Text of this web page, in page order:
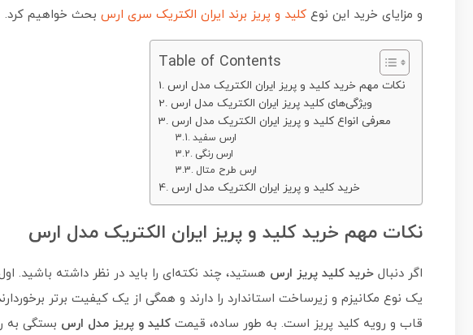
و مزایای خرید این نوع کلید و پریز برند ایران الکتریک سری ارس بحث خواهیم کرد.
Table of Contents
نکات مهم خرید کلید و پریز ایران الکتریک مدل ارس
ویژگی‌های کلید پریز ایران الکتریک مدل ارس
معرفی انواع کلید و پریز ایران الکتریک مدل ارس
ارس سفید
ارس رنگی
ارس طرح متال
خرید کلید و پریز ایران الکتریک مدل ارس
نکات مهم خرید کلید و پریز ایران الکتریک مدل ارس
اگر دنبال خرید کلید پریز ارس هستید، چند نکته‌ای را باید در نظر داشته باشید.
یک نوع مکانیزم و زیرساخت استاندارد را دارند و همگی از یک کیفیت برتر
قاب و رویه کلید پریز است. به طور ساده، قیمت کلید و پریز مدل ارس بستگی به